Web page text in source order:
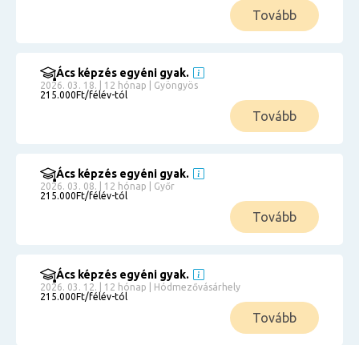
Tovább
Ács képzés egyéni gyak.
2026. 03. 18. | 12 hónap | Gyöngyös
215.000Ft/félév-tól
Tovább
Ács képzés egyéni gyak.
2026. 03. 08. | 12 hónap | Győr
215.000Ft/félév-tól
Tovább
Ács képzés egyéni gyak.
2026. 03. 12. | 12 hónap | Hódmezővásárhely
215.000Ft/félév-tól
Tovább